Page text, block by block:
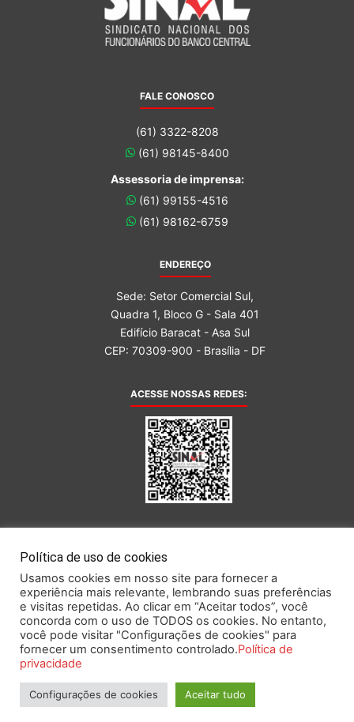
FALE CONOSCO
(61) 3322-8208
(61) 98145-8400
Assessoria de imprensa:
(61) 99155-4516
(61) 98162-6759
ENDEREÇO
Sede: Setor Comercial Sul,
Quadra 1, Bloco G - Sala 401
Edifício Baracat - Asa Sul
CEP: 70309-900 - Brasília - DF
ACESSE NOSSAS REDES:
Este portal obedece às prescrições da Lei Geral de Proteção de Dados.
2026 SINAL – Sindicato Nacional dos Funcionários do Banco Central.
Política de uso de cookies
Usamos cookies em nosso site para fornecer a
experiência mais relevante, lembrando suas preferências
e visitas repetidas. Ao clicar em “Aceitar todos”, você
concorda com o uso de TODOS os cookies. No entanto,
você pode visitar "Configurações de cookies" para
fornecer um consentimento controlado.Política de
privacidade
Configurações de cookies Aceitar tudo